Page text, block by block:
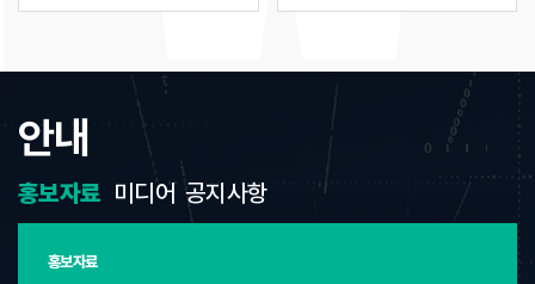
안내
홍보자료
홍보자료
미디어 공지사항